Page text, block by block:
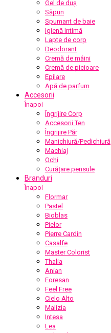
Gel de duș
Săpun
Spumant de baie
Igienă Intimă
Lapte de corp
Deodorant
Cremă de mâini
Cremă de picioare
Epilare
Apă de parfum
Accesorii
Înapoi
Îngrijire Corp
Accesorii Ten
Îngrijire Păr
Manichiură/Pedichiură
Machiaj
Ochi
Curățare pensule
Branduri
Înapoi
Flormar
Pastel
Bioblas
Pielor
Pierre Cardin
Casalfe
Master Colorist
Thalia
Anian
Foresan
Feel Free
Cielo Alto
Malizia
Intesa
Lea